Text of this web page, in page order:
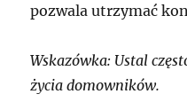
pozwala utrzymać
Wskazówka: Ustal
życia domowników.